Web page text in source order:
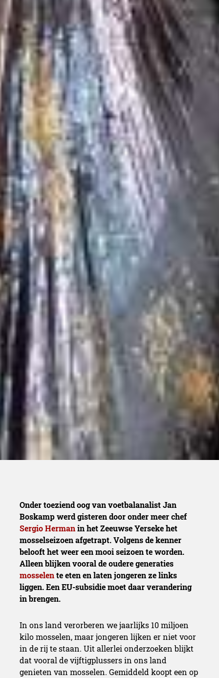
Onder toeziend oog van voetbalanalist Jan
Boskamp werd gisteren door onder meer chef
Sergio Hermanin het Zeeuwse Yerseke het
mosselseizoen afgetrapt. Volgens de kenner
belooft het weer een mooi seizoen te worden.
Alleen blijken vooral de oudere generaties
mosselente eten en laten jongeren ze links
liggen. Een EU-subsidie moet daar verandering
in brengen.
In ons land verorberen we jaarlijks 10 miljoen
kilo mosselen, maar jongeren lijken er niet voor
in de rij te staan. Uit allerlei onderzoeken blijkt
dat vooral de vijftigplussers in ons land
genieten van mosselen. Gemiddeld koopt een op